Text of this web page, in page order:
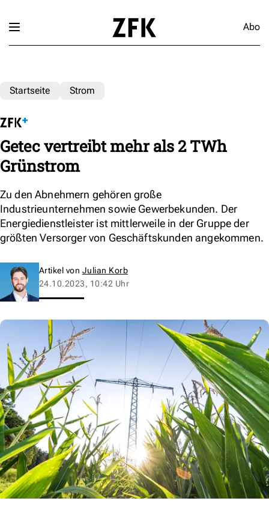
Abo
Startseite Strom
Getec vertreibt mehr als 2 TWh
Grünstrom
Zu den Abnehmern gehören große
Industrieunternehmen sowie Gewerbekunden. Der
Energiedienstleister ist mittlerweile in der Gruppe der
größten Versorger von Geschäftskunden angekommen.
Artikel von Julian Korb
24.10.2023, 10:42 Uhr